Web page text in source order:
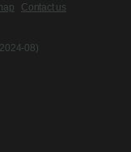
Contact us
08)